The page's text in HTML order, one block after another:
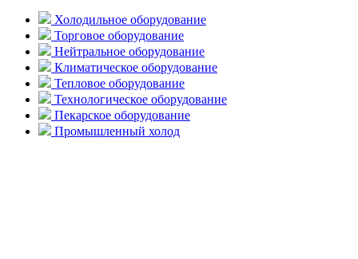
Холодильное оборудование
Торговое оборудование
Нейтральное оборудование
Климатическое оборудование
Тепловое оборудование
Технологическое оборудование
Пекарское оборудование
Промышленный холод